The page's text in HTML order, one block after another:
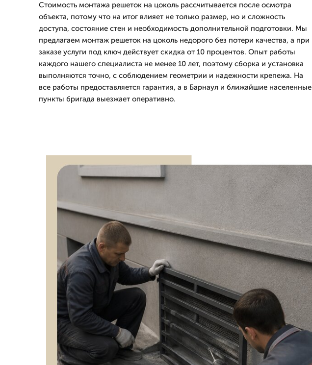
Стоимость монтажа решеток на цоколь рассчитывается после осмотра
объекта, потому что на итог влияет не только размер, но и сложность
доступа, состояние стен и необходимость дополнительной подготовки. Мы
предлагаем монтаж решеток на цоколь недорого без потери качества, а при
заказе услуги под ключ действует скидка от 10 процентов. Опыт работы
каждого нашего специалиста не менее 10 лет, поэтому сборка и установка
выполняются точно, с соблюдением геометрии и надежности крепежа. На
все работы предоставляется гарантия, а в Барнаул и ближайшие населенные
пункты бригада выезжает оперативно.